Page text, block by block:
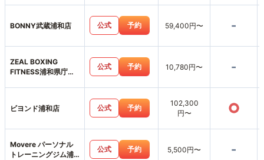
BONNY武蔵浦和店 公式 予約 59,400円〜 -
ZEAL BOXING
FITNESS浦和県庁前
公式 予約 10,780円〜 -
ビヨンド浦和店 公式 予約
102,300
円〜
○
Movere パーソナル
トレーニングジム浦
公式 予約 5,500円〜 -